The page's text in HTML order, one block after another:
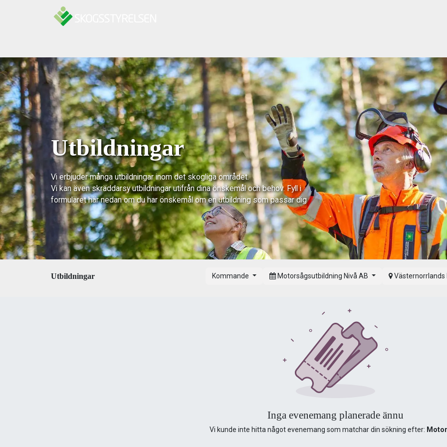
Utbildningar
Vi erbjuder många utbildningar inom det skogliga området.
Vi kan även skräddarsy utbildningar utifrån dina önskemål och behov. Fyll i
formuläret här nedan om du har önskemål om en utbildning som passar dig
Utbildningar Kommande Motorsågsutbildning Nivå AB
Inga evenemang planerade ännu
Vi kunde inte hitta något evenemang som matchar din sökning efter: